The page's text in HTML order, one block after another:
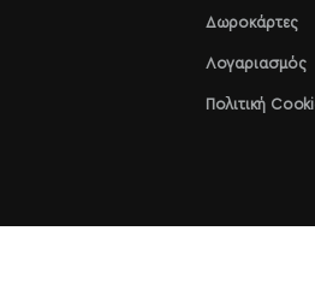
Δωροκάρτες
Λογαριασμός
Πολιτική